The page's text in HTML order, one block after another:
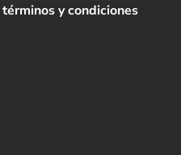
y condiciones